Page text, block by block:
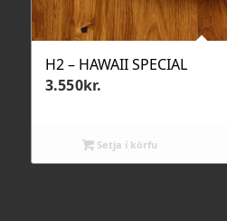
H2 – HAWAII SPECIAL
3.550kr.
Setja í körfu